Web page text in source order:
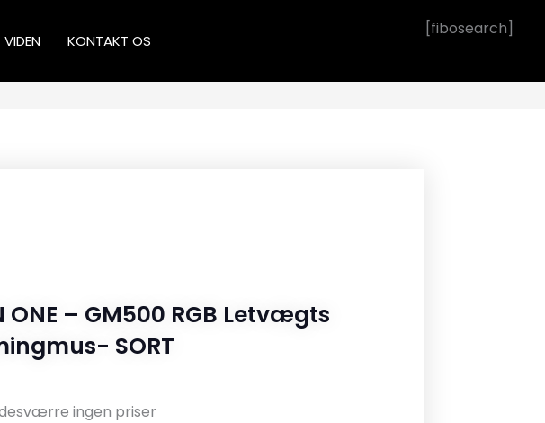
VIDEN KONTAKT OS
[fibosearch]
ONE – GM500 RGB Letvægts
SORT
ingen priser